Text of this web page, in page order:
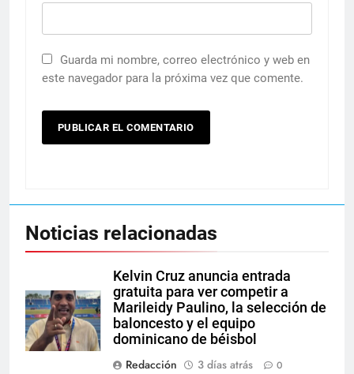
Guarda mi nombre, correo electrónico y web en
este navegador para la próxima vez que comente.
Noticias relacionadas
Kelvin Cruz anuncia entrada
gratuita para ver competir a
Marileidy Paulino, la selección de
baloncesto y el equipo
dominicano de béisbol
Redacción
3 días atrás 0